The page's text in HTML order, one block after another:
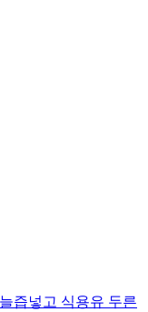
즙넣고 식용유 두른